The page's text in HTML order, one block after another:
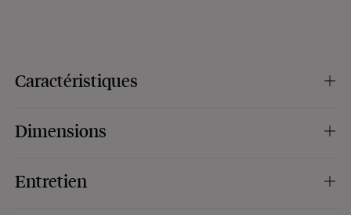
Caractéristiques
Composition :100% coton.
Fiacre, notre espace au Bon Marché et notre pop-up à Marseille.
Dimensions
Entretien